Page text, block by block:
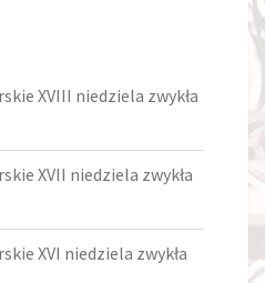
XVIII niedziela zwykła
XVII niedziela zwykła
XVI niedziela zwykła